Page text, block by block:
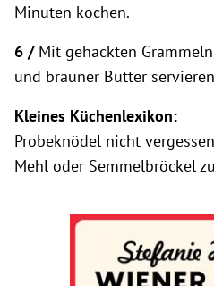
Minuten kochen.
6 / Mit gehackten
und brauner Butter
Kleines Küchenlexikon:
Probeknödel nicht
Mehl oder Semmelbröckel